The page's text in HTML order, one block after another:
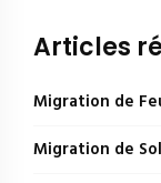
Articles
Migration de
Migration de